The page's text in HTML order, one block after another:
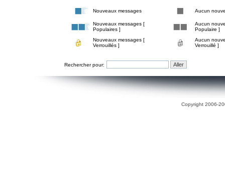
Nouveaux messages Aucun
Nouveaux messages [
Populaires ]
Aucun
Populaire ]
Nouveaux messages [
Verrouillés ]
Aucun
Verrouillé ]
Rechercher pour:
Copyright 2006-